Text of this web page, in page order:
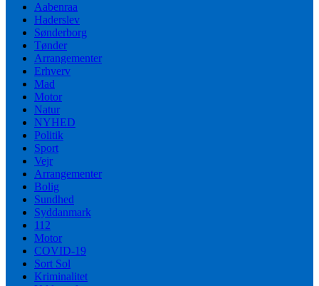
Aabenraa
Haderslev
Sønderborg
Tønder
Arrangementer
Erhverv
Mad
Motor
Natur
NYHED
Politik
Sport
Vejr
Arrangementer
Bolig
Sundhed
Syddanmark
112
Motor
COVID-19
Sort Sol
Kriminalitet